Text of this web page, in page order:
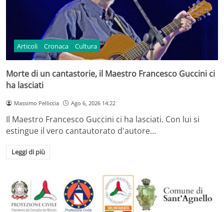
Articoli Cronaca Cultura
Morte di un cantastorie, il Maestro Francesco Guccini ci
ha lasciati
Massimo Pelliccia Ago 6, 2026 14:22
Il Maestro Francesco Guccini ci ha lasciati. Con lui si
estingue il vero cantautorato d'autore…
Leggi di più